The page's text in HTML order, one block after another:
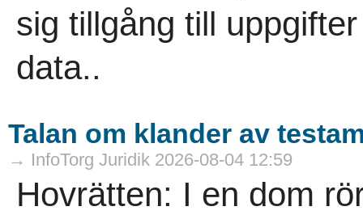
sig tillgång till
data..
Talan om klander av
→ InfoTorg Juridik 2026-08-04 12:59
Hovrätten: I en dom